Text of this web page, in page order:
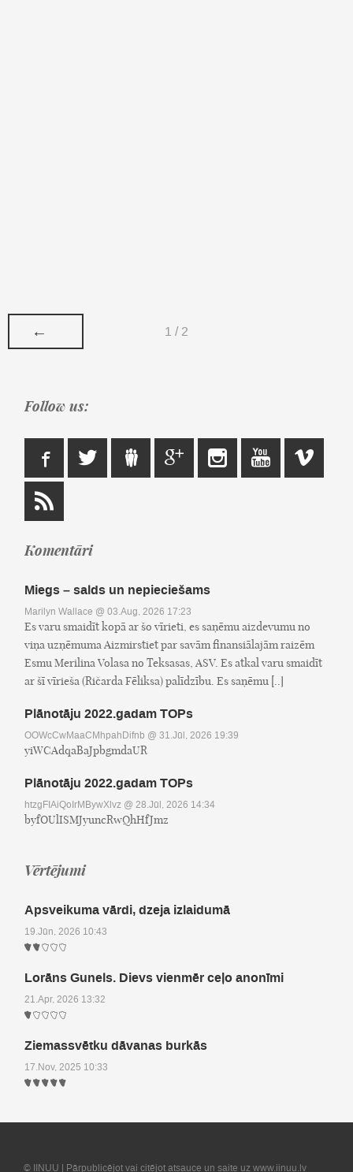
← 1 / 2
Follow us:
Komentāri
Miegs – salds un nepieciešams
Marilyn Wallace @ 03.Aug, 2026 17:23
Es varu smaidīt kopā ar šo vīrieti, es saņēmu aizdevumu no
viņa uzņēmuma Aizmirstiet par savām finansiālajām raizēm
Esmu Merilina Volasa no Teksasas, ASV. Es atkal varu smaidīt
ar šī vīrieša (Ričarda Fēliksa) palīdzību. Es saņēmu [..]
Plānotāju 2022.gadam TOPs
OOWcCwMaaCMhpahDifnb @ 31.Jūl, 2026 19:39
yiWCAdqaBaJpbgmdaUR
Plānotāju 2022.gadam TOPs
htzgFIAiQoIrMBywXlvz @ 28.Jūl, 2026 14:34
byfOUlISMJyuncRwQhHfJmz
Vērtējumi
Apsveikuma vārdi, dzeja izlaidumā
19.Jūn, 2026 10:43
Lorāns Gunels. Dievs vienmēr ceļo anonīmi
21.Apr, 2026 13:32
Ziemassvētku dāvanas burkās
17.Nov, 2025 10:33
© IINUU | Pārpublicējot vai citējot atsauce un saite uz www.iinuu.lv